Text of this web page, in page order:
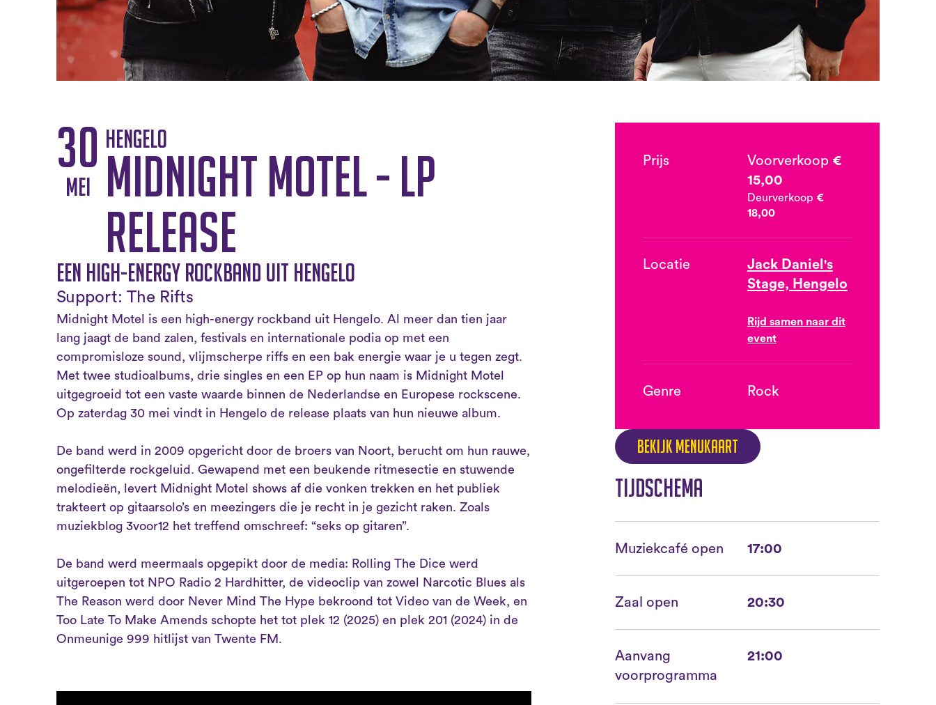
30
mei
Hengelo
Midnight Motel - LP
release
Een high-energy rockband uit Hengelo
Support: The Rifts
Midnight Motel is een high-energy rockband uit Hengelo. Al meer dan tien jaar
lang jaagt de band zalen, festivals en internationale podia op met een
compromisloze sound, vlijmscherpe riffs en een bak energie waar je u tegen zegt.
Met twee studioalbums, drie singles en een EP op hun naam is Midnight Motel
uitgegroeid tot een vaste waarde binnen de Nederlandse en Europese rockscene.
Op zaterdag 30 mei vindt in Hengelo de release plaats van hun nieuwe album.
De band werd in 2009 opgericht door de broers van Noort, berucht om hun rauwe,
ongefilterde rockgeluid. Gewapend met een beukende ritmesectie en stuwende
melodieën, levert Midnight Motel shows af die vonken trekken en het publiek
trakteert op gitaarsolo’s en meezingers die je recht in je gezicht raken. Zoals
muziekblog 3voor12 het treffend omschreef: “seks op gitaren”.
De band werd meermaals opgepikt door de media: Rolling The Dice werd
uitgeroepen tot NPO Radio 2 Hardhitter, de videoclip van zowel Narcotic Blues als
The Reason werd door Never Mind The Hype bekroond tot Video van de Week, en
Too Late To Make Amends schopte het tot plek 12 (2025) en plek 201 (2024) in de
Onmeunige 999 hitlijst van Twente FM.
Prijs Voorverkoop €
15,00
Deurverkoop €
18,00
Locatie
Jack Daniel's
Stage, Hengelo
Rijd samen naar dit
event
Genre Rock
Bekijk menukaart
Tijdschema
Muziekcafé open 17:00
Zaal open 20:30
Aanvang
voorprogramma
21:00